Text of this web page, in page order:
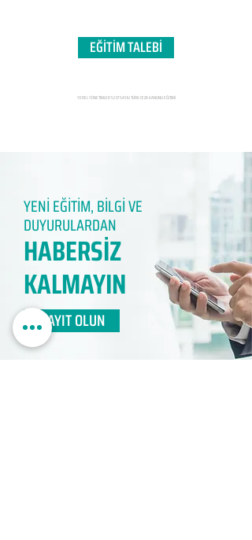
EĞİTİM TALEBİ
YEREL YÖNETİMLER 5237 SAYILI TÜRK CEZA KANUNU EĞİTİMİ
YENİ EĞİTİM, BİLGİ VE
DUYURULARDAN
HABERSİZ
KALMAYIN​
KAYIT OLUN